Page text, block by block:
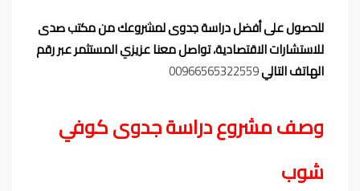
للحصول على أفضل دراسة جدوى لمشروعك من مكتب صدى
للاستشارات الاقتصادية، تواصل معنا عزيزي المستثمر عبر رقم
الهاتف التالي00966565322559
وصف مشروع دراسة جدوى كوفي
شوب